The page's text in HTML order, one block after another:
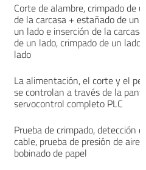
Corte de alambre, crimpado de
de la carcasa + estañado de un
un lado e inserción de la
de un lado, crimpado de un
lado
La alimentación, el corte y el
se controlan a través de la
servocontrol completo PLC
Prueba de crimpado, detección
cable, prueba de presión de aire,
bobinado de papel